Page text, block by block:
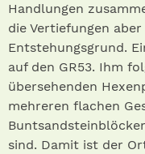
Handlungen
die Vertiefungen
Entstehungsgrund.
auf den GR53. Ihm
übersehenden
mehreren flachen
sind. Damit ist der